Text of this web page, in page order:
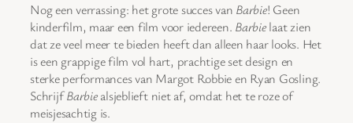
Nog een verrassing: het grote succes van Barbie! Geen
kinderfilm, maar een film voor iedereen. Barbielaat zien
dat ze veel meer te bieden heeft dan alleen haar looks. Het
is een grappige film vol hart, prachtige set design en
sterke performances van Margot Robbie en Ryan Gosling.
SchrijfBarbiealsjeblieft niet af, omdat het te roze of
meisjesachtig is.